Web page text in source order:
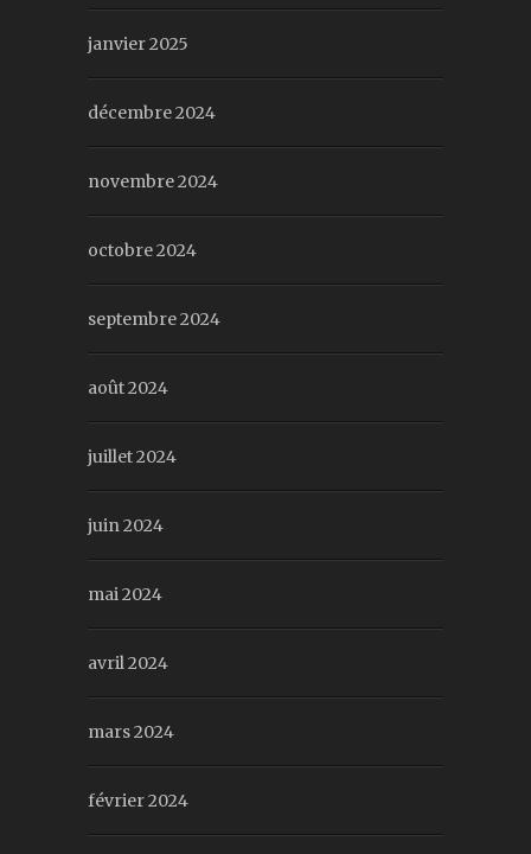
janvier 2025
décembre 2024
novembre 2024
octobre 2024
septembre 2024
août 2024
juillet 2024
juin 2024
mai 2024
avril 2024
mars 2024
février 2024